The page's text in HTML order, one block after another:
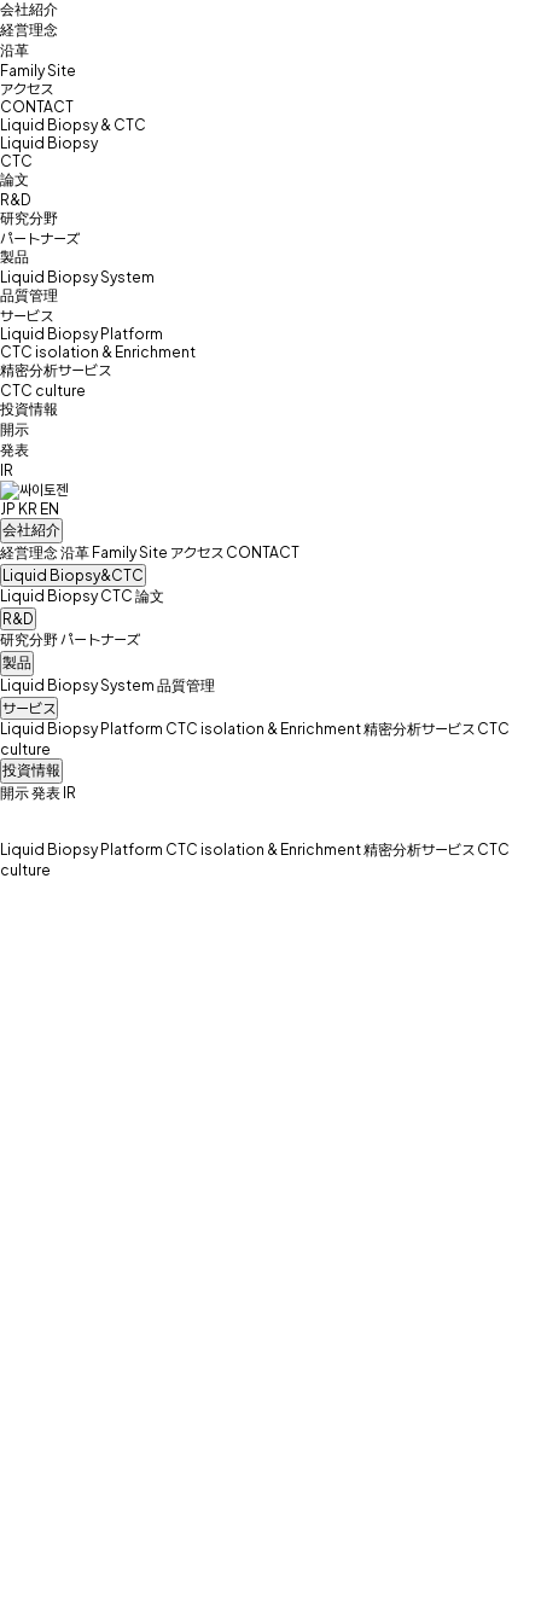
会社紹介
経営理念
沿革
Family Site
アクセス
CONTACT
Liquid Biopsy & CTC
Liquid Biopsy
CTC
論文
R&D
研究分野
パートナーズ
製品
Liquid Biopsy System
品質管理
サービス
Liquid Biopsy Platform
CTC isolation & Enrichment
精密分析サービス
CTC culture
投資情報
開示
発表
IR
JP KR EN
会社紹介
経営理念沿革 Family Site アクセス CONTACT
Liquid Biopsy&CTC
Liquid Biopsy CTC 論文
R&D
研究分野パートナーズ
製品
Liquid Biopsy System 品質管理
サービス
Liquid Biopsy Platform CTC isolation & Enrichment精密分析サービス CTC
culture
投資情報
開示発表 IR
Liquid Biopsy Platform CTC isolation & Enrichment精密分析サービス CTC
culture